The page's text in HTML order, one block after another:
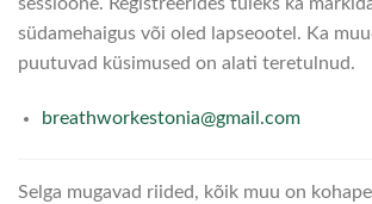
sessioone. Registreerides tuleks ka
südamehaigus või oled lapseootel. Ka
puutuvad küsimused on alati teretulnud.
breathworkestonia@gmail.com
Selga mugavad riided, kõik muu on